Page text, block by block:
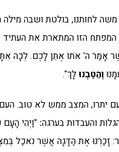
משה לחותנו, בולטת ושבה
הזו המתארת את
אָמַר ה' אֹתוֹ אֶתֵּן לָכֶם. לְכָה
וְהֵטַבְנוּלָךְ".
יתרו, המצב ממש לא טוב.
והעבדות בערגה: "וַיְהִי
זָכַרְנוּ אֶת הַדָּגָה אֲשֶׁר